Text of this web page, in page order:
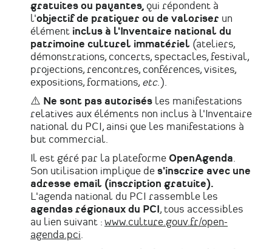
gratuites ou payantes, qui répondent à
l'objectif de pratiquer ou de valoriser un
élément inclus à l'Inventaire national du
patrimoine culturel immatériel (ateliers,
démonstrations, concerts, spectacles, festival,
projections, rencontres, conférences, visites,
expositions, formations, etc.).
⚠️ Ne sont pas autorisés les manifestations
relatives aux éléments non inclus à l'Inventaire
national du PCI, ainsi que les manifestations à
but commercial.
Il est géré par la plateforme OpenAgenda.
Son utilisation implique de s'inscrire avec une
adresse email (inscription gratuite).
L'agenda national du PCI rassemble les
agendas régionaux du PCI , tous accessibles
au lien suivant : www.culture.gouv.fr/open-
agenda.pci.